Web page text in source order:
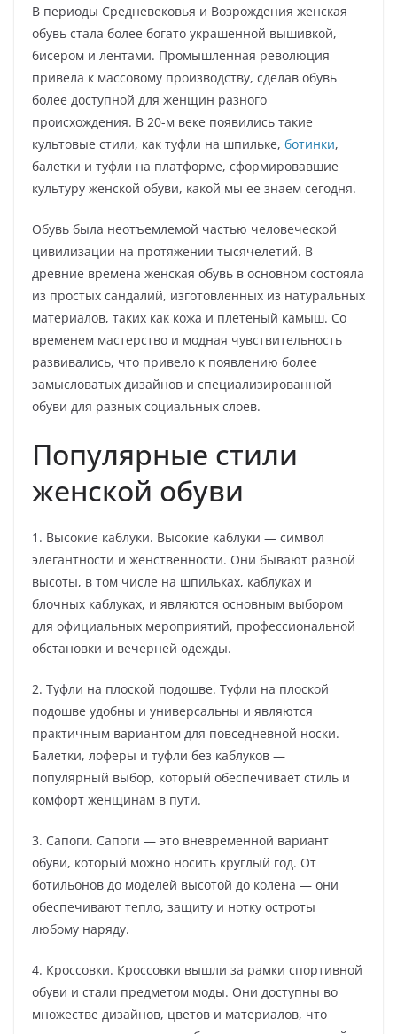
В периоды Средневековья и Возрождения женская
обувь стала более богато украшенной вышивкой,
бисером и лентами. Промышленная революция
привела к массовому производству, сделав обувь
более доступной для женщин разного
происхождения. В 20-м веке появились такие
культовые стили, как туфли на шпильке, ботинки,
балетки и туфли на платформе, сформировавшие
культуру женской обуви, какой мы ее знаем сегодня.
Обувь была неотъемлемой частью человеческой
цивилизации на протяжении тысячелетий. В
древние времена женская обувь в основном состояла
из простых сандалий, изготовленных из натуральных
материалов, таких как кожа и плетеный камыш. Со
временем мастерство и модная чувствительность
развивались, что привело к появлению более
замысловатых дизайнов и специализированной
обуви для разных социальных слоев.
Популярные стили
женской обуви
1. Высокие каблуки. Высокие каблуки — символ
элегантности и женственности. Они бывают разной
высоты, в том числе на шпильках, каблуках и
блочных каблуках, и являются основным выбором
для официальных мероприятий, профессиональной
обстановки и вечерней одежды.
2. Туфли на плоской подошве. Туфли на плоской
подошве удобны и универсальны и являются
практичным вариантом для повседневной носки.
Балетки, лоферы и туфли без каблуков —
популярный выбор, который обеспечивает стиль и
комфорт женщинам в пути.
3. Сапоги. Сапоги — это вневременной вариант
обуви, который можно носить круглый год. От
ботильонов до моделей высотой до колена — они
обеспечивают тепло, защиту и нотку остроты
любому наряду.
4. Кроссовки. Кроссовки вышли за рамки спортивной
обуви и стали предметом моды. Они доступны во
множестве дизайнов, цветов и материалов, что